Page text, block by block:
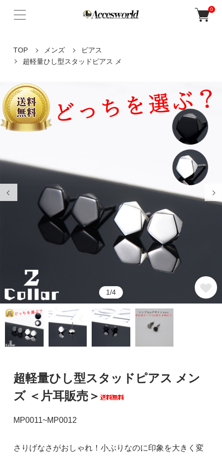
0
TOP メンズ
ピアス
超軽量ひし型スタッドピアス メ
1/4
超軽量ひし型スタッドピアス メン
ズ ＜片耳販売＞
MP0011~MP0012
さりげなさがおしゃれ！小ぶりなのに印象を大きく変